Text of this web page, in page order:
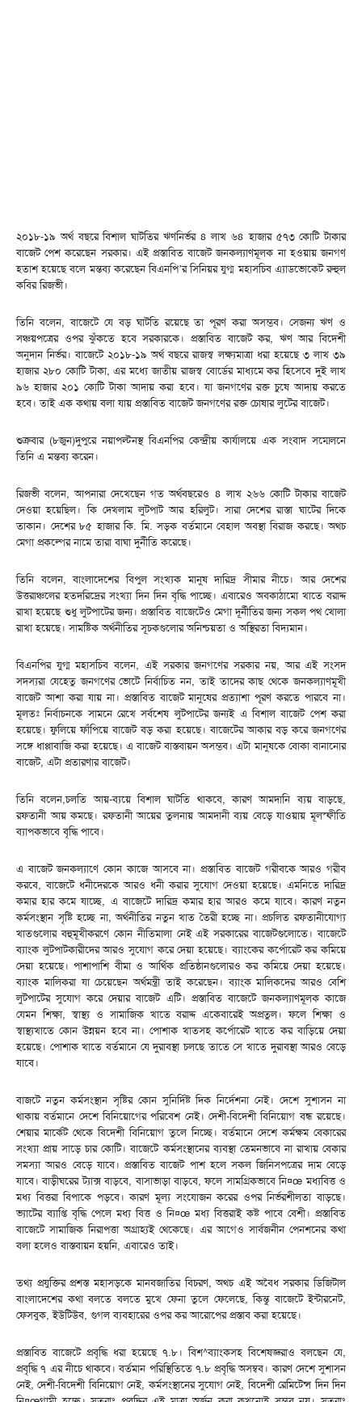
২০১৮-১৯ অর্থ বছরে বিশাল ঘাটতির ঋণনির্ভর ৪ লাখ ৬৪ হাজার ৫৭৩ কোটি টাকার
বাজেট পেশ করেছেন সরকার। এই প্রস্তাবিত বাজেট জনকল্যাণমূলক না হওয়ায় জনগণ
হতাশ হয়েছে বলে মন্তব্য করেছেন বিএনপি’র সিনিয়র যুগ্ম মহাসচিব এ্যাডভোকেট রুহুল
কবির রিজভী।
তিনি বলেন, বাজেটে যে বড় ঘাটতি রয়েছে তা পূরণ করা অসম্ভব। সেজন্য ঋণ ও
সঞ্চয়পত্রের ওপর ঝুঁকতে হবে সরকারকে। প্রস্তাবিত বাজেট কর, ঋণ আর বিদেশী
অনুদান নির্ভর। বাজেটে ২০১৮-১৯ অর্থ বছরে রাজস্ব লক্ষ্যমাত্রা ধরা হয়েছে ৩ লাখ ৩৯
হাজার ২৮০ কোটি টাকা, এর মধ্যে জাতীয় রাজস্ব বোর্ডের মাধ্যমে কর হিসেবে দুই লাখ
৯৬ হাজার ২০১ কোটি টাকা আদায় করা হবে। যা জনগণের রক্ত চুষে আদায় করতে
হবে। তাই এক কথায় বলা যায় প্রস্তাবিত বাজেট জনগণের রক্ত চোষার লুটের বাজেট।
শুক্রবার (৮জুন)দুপুরে নয়াপল্টনস্থ বিএনপির কেন্দ্রীয় কার্যালয়ে এক সংবাদ সম্মেলনে
তিনি এ মন্তব্য করেন।
রিজভী বলেন, আপনারা দেখেছেন গত অর্থবছরেও ৪ লাখ ২৬৬ কোটি টাকার বাজেট
দেওয়া হয়েছিল। কি দেখলাম লুটপাট আর হরিলুট। সারা দেশের রাস্তা ঘাটের দিকে
তাকান। দেশের ৮৫ হাজার কি. মি. সড়ক বর্তমানে বেহাল অবস্থা বিরাজ করছে। অথচ
মেগা প্রকল্পের নামে তারা বাঘা দুর্নীতি করেছে।
তিনি বলেন, বাংলাদেশের বিপুল সংখ্যক মানুষ দারিদ্র সীমার নীচে। আর দেশের
উত্তরাঞ্চলের হতদরিদ্রের সংখ্যা দিন দিন বৃদ্ধি পাচ্ছে। এবারেও অবকাঠামো খাতে বরাদ্দ
রাখা হয়েছে শুধু লুটপাটের জন্য। প্রস্তাবিত বাজেটেও মেগা দূর্নীতির জন্য সকল পথ খোলা
রাখা হয়েছে। সামষ্টিক অর্থনীতির সূচকগুলোর অনিশ্চয়তা ও অস্থিরতা বিদ্যমান।
বিএনপির যুগ্ম মহাসচিব বলেন, এই সরকার জনগণের সরকার নয়, আর এই সংসদ
সদস্যরা যেহেতু জনগণের ভোটে নির্বাচিত নন, তাই তাদের কাছ থেকে জনকল্যাণমূখী
বাজেট আশা করা যায় না। প্রস্তাবিত বাজেট মানুষের প্রত্যাশা পূরণ করতে পারবে না।
মূলতঃ নির্বাচনকে সামনে রেখে সর্বশেষ লুটপাটের জন্যই এ বিশাল বাজেট পেশ করা
হয়েছে। ফুলিয়ে ফাঁপিয়ে বাজেট বড় করা হয়েছে। বাজেটের আকার বড় করে জনগণের
সঙ্গে ধাপ্পাবাজি করা হয়েছে। এ বাজেট বাস্তবায়ন অসম্ভব। এটা মানুষকে বোকা বানানোর
বাজেট, এটা প্রতারণার বাজেট।
তিনি বলেন,চলতি আয়-ব্যয়ে বিশাল ঘাটতি থাকবে, কারণ আমদানি ব্যয় বাড়ছে,
রফতানী আয় কমছে। রফতানী আয়ের তুলনায় আমদানী ব্যয় বেড়ে যাওয়ায় মূলস্ফীতি
ব্যাপকভাবে বৃদ্ধি পাবে।
এ বাজেট জনকল্যাণে কোন কাজে আসবে না। প্রস্তাবিত বাজেট গরীবকে আরও গরীব
করবে, বাজেটে ধনীদেরকে আরও ধনী করার সুযোগ দেওয়া হয়েছে। এমনিতে দারিদ্র
কমার হার কমে যাচ্ছে, এ বাজেটে দারিদ্র কমার হার আরও কমে যাবে। কারণ নতুন
কর্মসংস্থান সৃষ্টি হচ্ছে না, অর্থনীতির নতুন খাত তৈরী হচ্ছে না। প্রচলিত রফতানীযোগ্য
খাতগুলোর বহুমূখীকরণে কোন নীতিমালা নেই এই সরকারের বাজেটগুলোতে। বাজেটে
ব্যাংক লুটপাটকারীদের আরও সুযোগ করে দেয়া হয়েছে। ব্যাংকের কর্পোরেট কর কমিয়ে
দেয়া হয়েছে। পাশাপাশি বীমা ও আর্থিক প্রতিষ্ঠানগুলোরও কর কমিয়ে দেয়া হয়েছে।
ব্যাংক মালিকরা যা চেয়েছেন অর্থমন্ত্রী তাই করেছেন। ব্যাংক মালিকদের আরও বেশি
লুটপাটের সুযোগ করে দেয়ার বাজেট এটি। প্রস্তাবিত বাজেটে জনকল্যাণমূলক কাজে
যেমন শিক্ষা, স্বাস্থ্য ও সামাজিক খাতে বরাদ্দ একেবারেই অপ্রতুল। ফলে শিক্ষা ও
স্বাস্থ্যখাতে কোন উন্নয়ন হবে না। পোশাক খাতসহ কর্পোরেট খাতে কর বাড়িয়ে দেয়া
হয়েছে। পোশাক খাতে বর্তমানে যে দুরাবস্থা চলছে তাতে সে খাতে দুরাবস্থা আরও বেড়ে
যাবে।
বাজটে নতুন কর্মসংস্থান সৃষ্টির কোন সুনির্দিষ্ট দিক নির্দেশনা নেই। দেশে সুশাসন না
থাকায় বর্তমানে দেশে বিনিয়োগের পরিবেশ নেই। দেশী-বিদেশী বিনিয়োগ বন্ধ রয়েছে।
শেয়ার মার্কেট থেকে বিদেশী বিনিয়োগ তুলে নিচ্ছে। বর্তমানে দেশে কর্মক্ষম বেকারের
সংখ্যা প্রায় সাড়ে চার কোটি। বাজেটে কর্মসংস্থানের ব্যবস্থা তেমনভাবে না রাখায় বেকার
সমস্যা আরও বেড়ে যাবে। প্রস্তাবিত বাজেট পাশ হলে সকল জিনিসপত্রের দাম বেড়ে
যাবে। বাড়ীঘরের ট্যাক্স বাড়বে, বাসাভাড়া বাড়বে, ফলে সামগ্রিকভাবে নি¤œ মধ্যবিত্ত ও
মধ্য বিত্তরা বিপাকে পড়বে। কারণ মূল্য সংযোজন করের ওপর নির্ভরশীলতা বাড়ছে।
ভ্যাটের ব্যাপ্তি বৃদ্ধি পেলে মধ্য বিত্ত ও নি¤œ মধ্য বিত্তরাই কষ্ট পাবে বেশী। প্রস্তাবিত
বাজেটে সামাজিক নিরাপত্তা অগ্রাহ্যই থেকেছে। এর আগেও সার্বজনীন পেনশনের কথা
বলা হলেও বাস্তবায়ন হয়নি, এবারেও তাই।
তথ্য প্রযুক্তির প্রশস্ত মহাসড়কে মানবজাতির বিচরণ, অথচ এই অবৈধ সরকার ডিজিটাল
বাংলাদেশের কথা বলতে বলতে মুখে ফেনা তুলে ফেলেছে, কিন্তু বাজেটে ইন্টারনেট,
ফেসবুক, ইউটিউব, গুগল ব্যবহারের ওপর কর আরোপের প্রস্তাব করা হয়েছে।
প্রস্তাবিত বাজেটে প্রবৃদ্ধি ধরা হয়েছে ৭.৮। বিশ^ব্যাংকসহ বিশেষজ্ঞরাও বলছেন যে,
প্রবৃদ্ধি ৭ এর নীচে থাকবে। বর্তমান পরিস্থিতিতে ৭.৮ প্রবৃদ্ধি অসম্বব। কারণ দেশে সুশাসন
নেই, দেশী-বিদেশী বিনিয়োগ নেই, কর্মসংস্থানের সুযোগ নেই, বিদেশী রেমিটেন্স দিন দিন